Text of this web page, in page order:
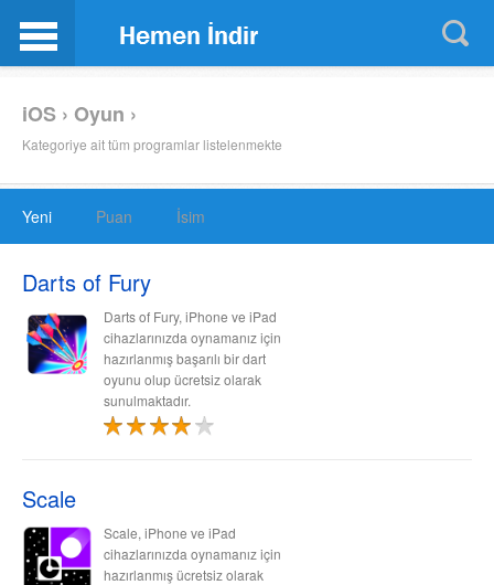
iOS › Oyun ›
Kategoriye ait tüm programlar listelenmekte
Yeni Puan İsim
Darts of Fury
Darts of Fury, iPhone ve iPad
cihazlarınızda oynamanız için
hazırlanmış başarılı bir dart
oyunu olup ücretsiz olarak
sunulmaktadır.
Scale
Scale, iPhone ve iPad
cihazlarınızda oynamanız için
hazırlanmış ücretsiz olarak